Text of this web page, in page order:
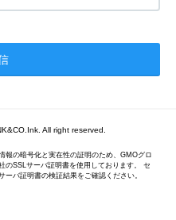
All right reserved.
報の暗号化と実在性の証明のため、GMOグロ
のSSLサーバ証明書を使用しております。 セ
ーバ証明書の検証結果をご確認ください。